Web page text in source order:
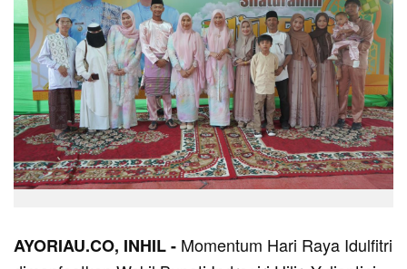
AYORIAU.CO, INHIL - Momentum Hari Raya Idulfitri